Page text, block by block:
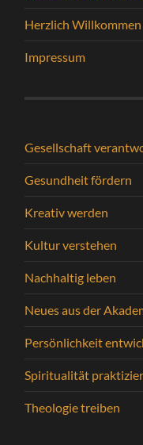
Herzlich Willkommen
Impressum
Gesellschaft
Gesundheit fördern
Kreativ werden
Kultur verstehen
Nachhaltig leben
Neues aus der
Persönlichkeit
Spiritualität
Theologie treiben